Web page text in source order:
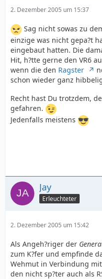
2. Dezember 2005 um 15:37
Sag nicht sowas zu
einzige was nicht gepa?t
eingebaut hatten. Die
Hit, h?tte gerne den VR6
wenn die den Ragster
schon wieder ganz
Recht hast Du trotzdem,
gefahren.
Jedenfalls meistens
Jay
Erleuchteter
2. Dezember 2005 um 15:42
Als Angeh?riger der
zum K?fer und empfinde
Wehmut in Verbindung
den nicht sp?ter auch als